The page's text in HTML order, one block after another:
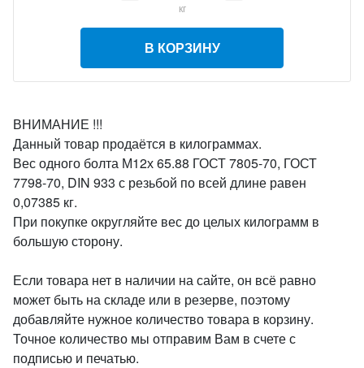
кг
В КОРЗИНУ
ВНИМАНИЕ !!!
Данный товар продаётся в килограммах.
Вес одного болта М12х 65.88 ГОСТ 7805-70, ГОСТ
7798-70, DIN 933 с резьбой по всей длине равен
0,07385 кг.
При покупке округляйте вес до целых килограмм в
большую сторону.
Если товара нет в наличии на сайте, он всё равно
может быть на складе или в резерве, поэтому
добавляйте нужное количество товара в корзину.
Точное количество мы отправим Вам в счете с
подписью и печатью.